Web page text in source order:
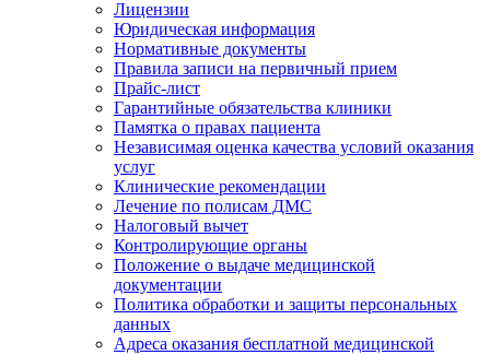
Лицензии
Юридическая информация
Нормативные документы
Правила записи на первичный прием
Прайс-лист
Гарантийные обязательства клиники
Памятка о правах пациента
Независимая оценка качества условий оказания
услуг
Клинические рекомендации
Лечение по полисам ДМС
Налоговый вычет
Контролирующие органы
Положение о выдаче медицинской
документации
Политика обработки и защиты персональных
данных
Адреса оказания бесплатной медицинской